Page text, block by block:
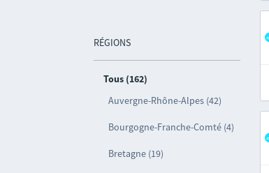
RÉGIONS
Tous (162)
Auvergne-Rhône-Alpes (42)
Bourgogne-Franche-Comté (4)
Bretagne (19)